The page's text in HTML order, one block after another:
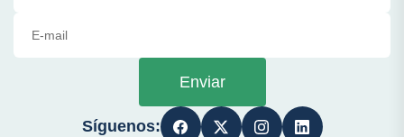
Enviar
Síguenos: